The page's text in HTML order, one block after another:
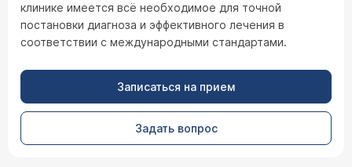
клинике имеется всё необходимое для точной
постановки диагноза и эффективного лечения в
соответствии с международными стандартами.
Записаться на прием
Задать вопрос